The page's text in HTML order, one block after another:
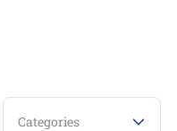
Categories